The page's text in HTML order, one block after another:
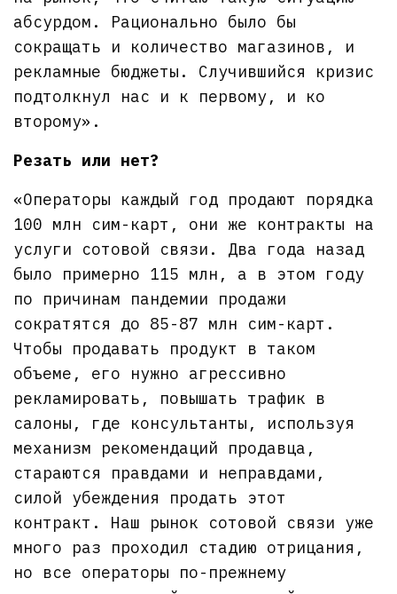
абсурдом. Рационально было бы
сокращать и количество магазинов, и
рекламные бюджеты. Случившийся кризис
подтолкнул нас и к первому, и ко
второму».
Резать или нет?
«Операторы каждый год продают порядка
100 млн сим-карт, они же контракты на
услуги сотовой связи. Два года назад
было примерно 115 млн, а в этом году
по причинам пандемии продажи
сократятся до 85-87 млн сим-карт.
Чтобы продавать продукт в таком
объеме, его нужно агрессивно
рекламировать, повышать трафик в
салоны, где консультанты, используя
механизм рекомендаций продавца,
стараются правдами и неправдами,
силой убеждения продать этот
контракт. Наш рынок сотовой связи уже
много раз проходил стадию отрицания,
но все операторы по-прежнему